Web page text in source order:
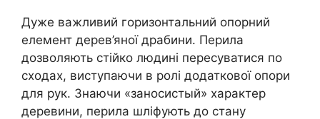
Дуже важливий горизонтальний опорний
елемент дерев’яної драбини. Перила
дозволяють стійко людині пересуватися по
сходах, виступаючи в ролі додаткової опори
для рук. Знаючи «заносистый» характер
деревини, перила шліфують до стану